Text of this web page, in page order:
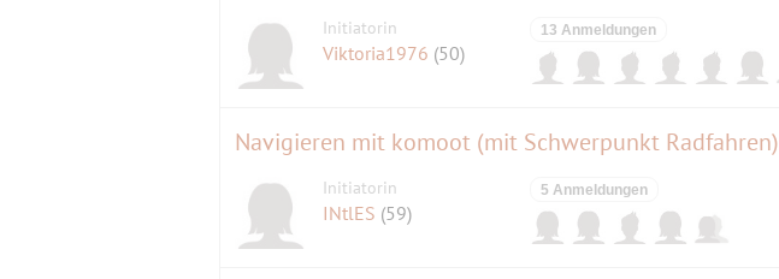
Initiatorin
Viktoria1976 (50)
13 Anmeldungen
Navigieren mit komoot (mit Schwerpunkt Radfahren)
Initiatorin
INtlES (59)
5 Anmeldungen